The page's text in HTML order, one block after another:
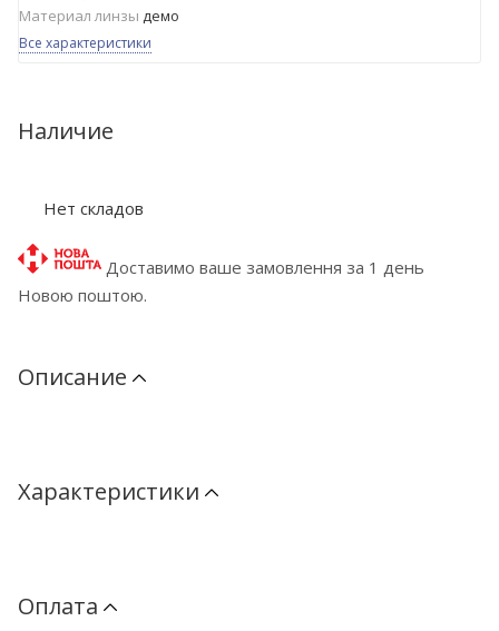
Материал линзы демо
Все характеристики
Наличие
Нет складов
Доставимо ваше замовлення за 1 день
Новою поштою.
Описание
Характеристики
Оплата